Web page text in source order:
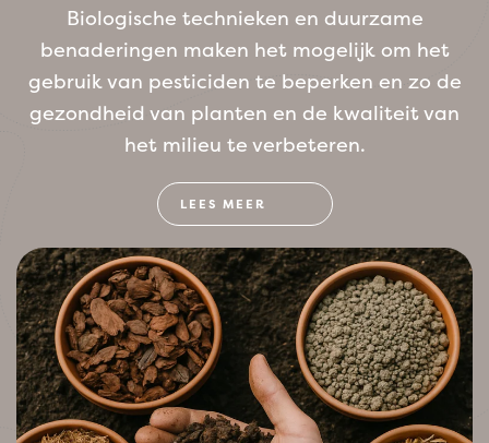
Biologische technieken en duurzame
benaderingen maken het mogelijk om het
gebruik van pesticiden te beperken en zo de
gezondheid van planten en de kwaliteit van
het milieu te verbeteren.
LEES MEER